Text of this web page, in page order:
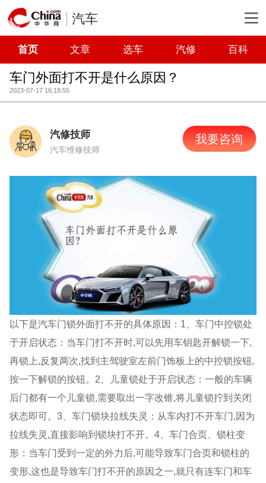
汽车
首页 文章 选车 汽修 百科
车门外面打不开是什么原因？
2023-07-17 16:18:55
汽修技师
汽车维修技师
我要咨询
以下是汽车门锁外面打不开的具体原因：1、车门中控锁处
于开启状态：当车门打不开时,可以先用车钥匙开解锁一下,
再锁上,反复两次,找到主驾驶室左前门饰板上的中控锁按钮,
按一下解锁的按钮。2、儿童锁处于开启状态：一般的车辆
后门都有一个儿童锁,需要取出一字改锥,将儿童锁拧到关闭
状态即可。3、车门锁块拉线失灵：从车内打不开车门,因为
拉线失灵,直接影响到锁块打不开。4、车门合页、锁柱变
形：当车门受到一定的外力后,可能导致车门合页和锁柱的
变形,这也是导致车门打不开的原因之一,就只有连车门和车